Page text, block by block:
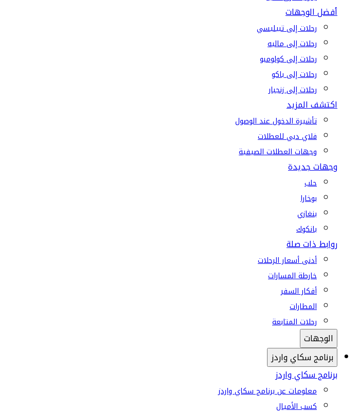
أفضل الوجهات
رحلات إلى تبيليسي
رحلات إلى ماليه
رحلات إلى كولومبو
رحلات إلى باكو
رحلات إلى زنجبار
اكتشف المزيد
تأشيرة الدخول عند الوصول
فلاي دبي للعطلات
وجهات العطلات الصيفية
وجهات جديدة
حلب
بوخارا
بنغازي
بانكوك
روابط ذات صلة
أدنى أسعار الرحلات
خارطة المسارات
أفكار السفر
المطارات
رحلات المتابعة
الوجهات
برنامج سكاي واردز
برنامج سكاي واردز
معلومات عن برنامج سكاي واردز
كسب الأميال